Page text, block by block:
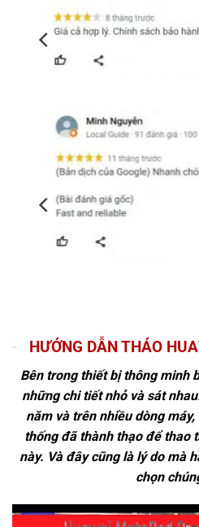
HƯỚNG DẪN THÁO
Bên trong thiết bị thông minh
những chi tiết nhỏ và sát
năm và trên nhiều dòng
thống đã thành thạo để thao
này. Và đây cũng là lý do mà
chọn